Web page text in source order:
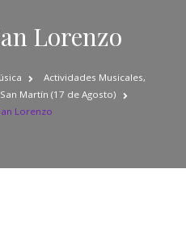
Lorenzo
Actividades Musicales,
Martín (17 de Agosto)
Lorenzo